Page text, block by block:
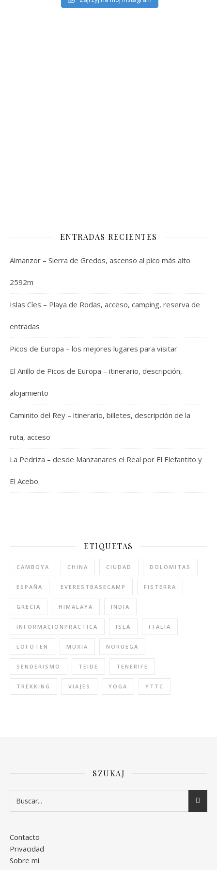
ENTRADAS RECIENTES
Almanzor – Sierra de Gredos, ascenso al pico más alto
2592m
Islas Cíes – Playa de Rodas, acceso, camping, reserva de
entradas
Picos de Europa – los mejores lugares para visitar
El Anillo de Picos de Europa – itinerario, descripción,
alojamiento
Caminito del Rey – itinerario, billetes, descripción de la
ruta, acceso
La Pedriza – desde Manzanares el Real por El Elefantito y
El Acebo
ETIQUETAS
CAMBOYA CHINA CIUDAD DOLOMITAS
ESPAÑA EVERESTBASECAMP FISTERRA
GRECIA HIMALAYA INDIA
INFORMACIONPRACTICA ISLA ITALIA
LOFOTEN MUXIA NORUEGA
SENDERISMO TEIDE TENERIFE
TREKKING VIAJES YOGA YTTC
SZUKAJ
Contacto
Privacidad
Sobre mi